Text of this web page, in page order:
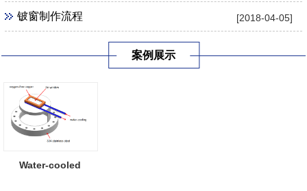
[2018-04-05]
铍窗制作流程
案例展示
Water-cooled